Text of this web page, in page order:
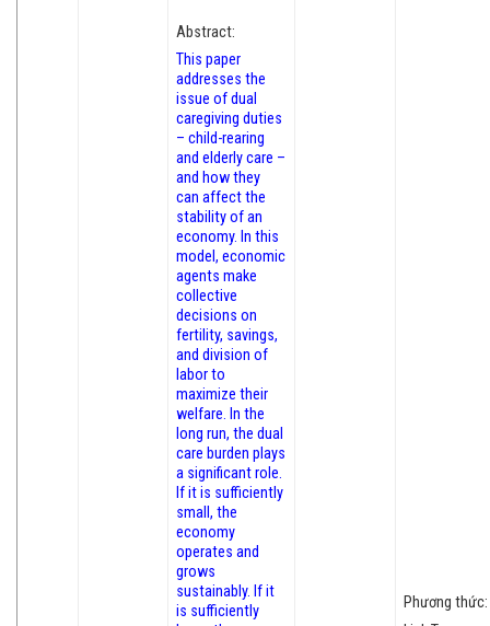
Abstract:
This paper
addresses the
issue of dual
caregiving duties
– child-rearing
and elderly care –
and how they
can affect the
stability of an
economy. In this
model, economic
agents make
collective
decisions on
fertility, savings,
and division of
labor to
maximize their
welfare. In the
long run, the dual
care burden plays
a significant role.
If it is sufficiently
small, the
economy
operates and
grows
sustainably. If it
is sufficiently
Phương